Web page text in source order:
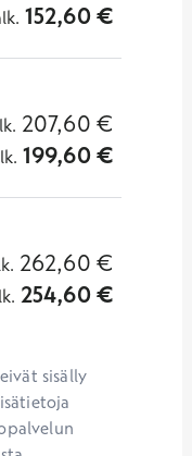
152,60€
207,60 €
199,60€
262,60 €
254,60€
sisälly